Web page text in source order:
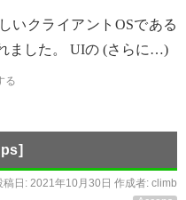
いクライアントOSである
ました。 UIの (さらに…)
る
稿日: 2021年10月30日 作成者: climb